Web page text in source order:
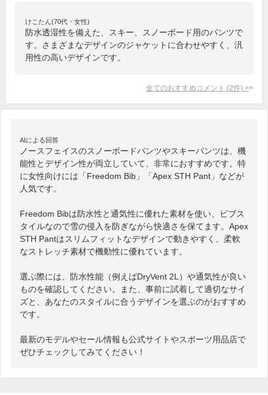
けこたん(70代・女性)
防水透湿性を備えた、スキー、スノーボード用のパンツで
す。さまざまなデザインのジャケットに合わせやすく、汎
用性の高いデザインです。
全てのおすすめコメント (2件) >
AIによる回答
ノースフェイスのスノーボードパンツやスキーパンツは、機
能性とデザイン性が両立していて、非常におすすめです。特
に女性向けには「Freedom Bib」「Apex STH Pant」などが
人気です。
Freedom Bibは防水性と通気性に優れた素材を使い、ビブス
タイルなので雪の侵入を防ぎながら快適さを保てます。Apex
STH Pantはスリムフィットなデザインで動きやすく、柔軟
なストレッチ素材で機動性に優れています。
選ぶ際には、防水性能（例えばDryVent 2L）や通気性が良い
ものを確認してください。また、事前に試着して適切なサイ
ズと、あなたのスタイルに合うデザインを選ぶのがおすすめ
です。
最新のモデルやセール情報も公式サイトやスポーツ用品店で
ぜひチェックしてみてください！